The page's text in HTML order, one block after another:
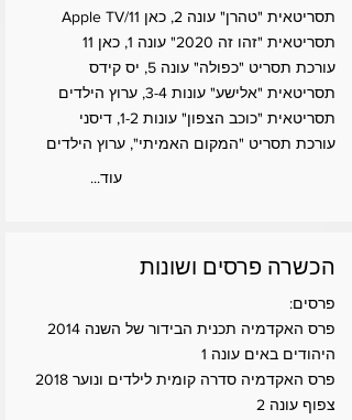
תסריטאית "טהרן" עונה 2, כאן 11/Apple TV
תסריטאית "זהו זה 2020" עונה 1, כאן 11
עורכת תסריט "כפולה" עונה 5, יס קידס
תסריטאית "אלישע" עונות 3-4, ערוץ הילדים
תסריטאית "כוכב הצפון" עונות 1-2, דיסני
עורכת תסריט "המקום האמיתי", ערוץ הילדים
...עוד
הכשרה פרסים ושונות
פרסים:
פרס האקדמיה תכנית הבידור של השנה 2014
היהודים באים עונה 1
פרס האקדמיה סדרה קומית לילדים ונוער 2018
צפוף עונה 2